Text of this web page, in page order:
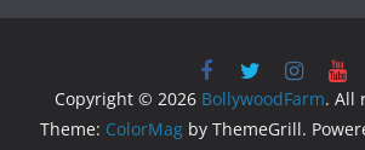
Copyright © 2026 BollywoodFarm. All
Theme: ColorMag by ThemeGrill.